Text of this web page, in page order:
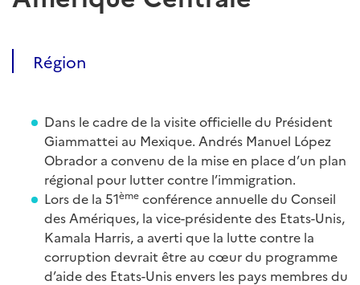
Région
Dans le cadre de la visite officielle du Président
Giammattei au Mexique. Andrés Manuel López
Obrador a convenu de la mise en place d’un plan
régional pour lutter contre l’immigration.
Lors de la 51ème conférence annuelle du Conseil
des Amériques, la vice-présidente des Etats-Unis,
Kamala Harris, a averti que la lutte contre la
corruption devrait être au cœur du programme
d’aide des Etats-Unis envers les pays membres du